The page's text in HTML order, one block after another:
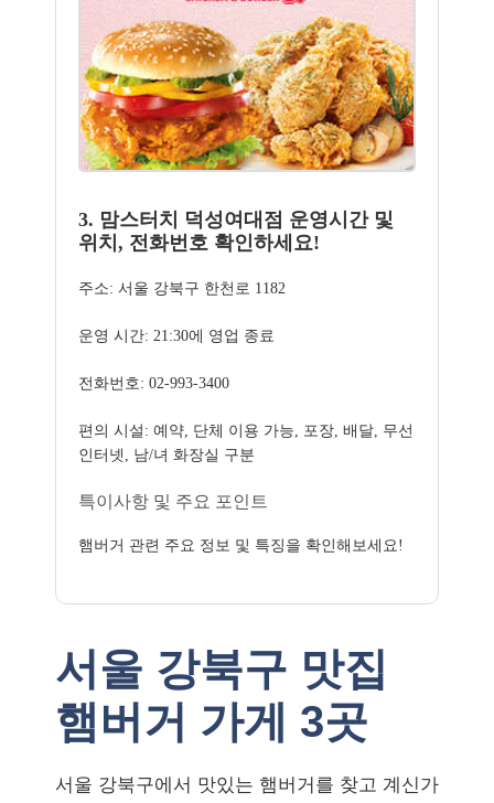
3. 맘스터치 덕성여대점 운영시간 및
위치, 전화번호 확인하세요!
주소: 서울 강북구 한천로 1182
운영 시간: 21:30에 영업 종료
전화번호: 02-993-3400
편의 시설: 예약, 단체 이용 가능, 포장, 배달, 무선
인터넷, 남/녀 화장실 구분
특이사항 및 주요 포인트
햄버거 관련 주요 정보 및 특징을 확인해보세요!
서울 강북구 맛집
햄버거 가게 3곳
서울 강북구에서 맛있는 햄버거를 찾고 계신가